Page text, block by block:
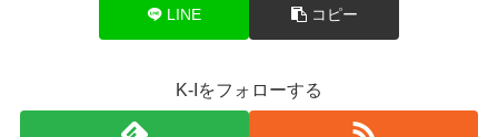
LINE コピー
K-Iをフォローする